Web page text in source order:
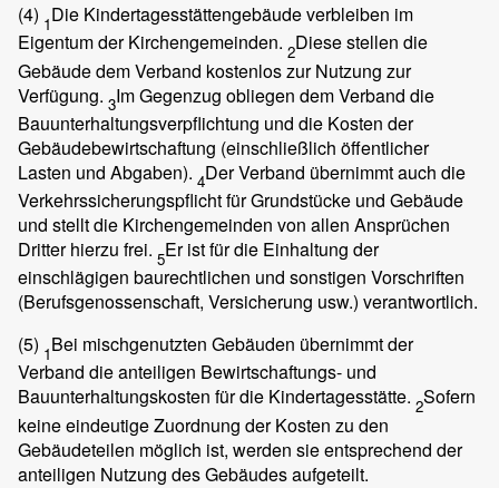
(4) 1Die Kindertagesstättengebäude verbleiben im
Eigentum der Kirchengemeinden. 2Diese stellen die
Gebäude dem Verband kostenlos zur Nutzung zur
Verfügung. 3Im Gegenzug obliegen dem Verband die
Bauunterhaltungsverpflichtung und die Kosten der
Gebäudebewirtschaftung (einschließlich öffentlicher
Lasten und Abgaben). 4Der Verband übernimmt auch die
Verkehrssicherungspflicht für Grundstücke und Gebäude
und stellt die Kirchengemeinden von allen Ansprüchen
Dritter hierzu frei. 5Er ist für die Einhaltung der
einschlägigen baurechtlichen und sonstigen Vorschriften
(Berufsgenossenschaft, Versicherung usw.) verantwortlich.
(5) 1Bei mischgenutzten Gebäuden übernimmt der
Verband die anteiligen Bewirtschaftungs- und
Bauunterhaltungskosten für die Kindertagesstätte. 2Sofern
keine eindeutige Zuordnung der Kosten zu den
Gebäudeteilen möglich ist, werden sie entsprechend der
anteiligen Nutzung des Gebäudes aufgeteilt.